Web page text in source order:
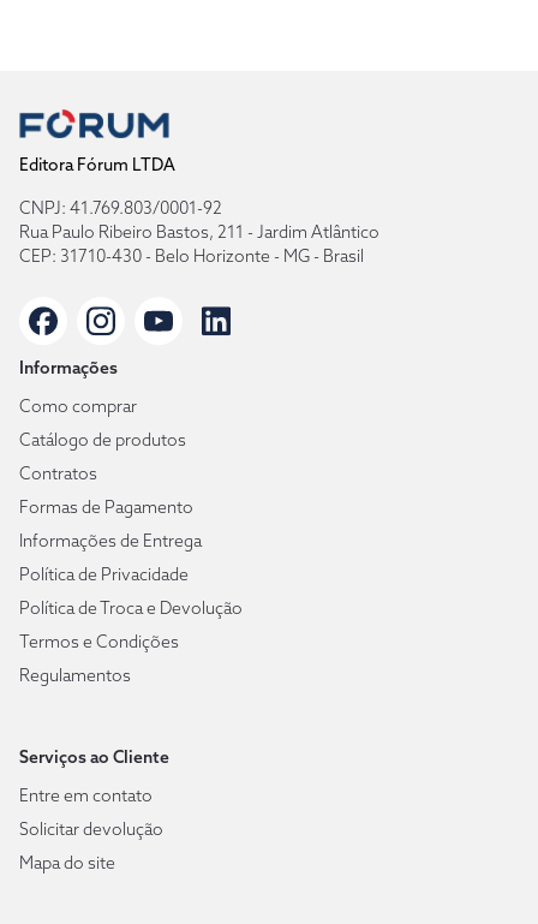
Editora Fórum LTDA
CNPJ: 41.769.803/0001-92
Rua Paulo Ribeiro Bastos, 211 - Jardim Atlântico
CEP: 31710-430 - Belo Horizonte - MG - Brasil
Informações
Como comprar
Catálogo de produtos
Contratos
Formas de Pagamento
Informações de Entrega
Política de Privacidade
Política de Troca e Devolução
Termos e Condições
Regulamentos
Serviços ao Cliente
Entre em contato
Solicitar devolução
Mapa do site